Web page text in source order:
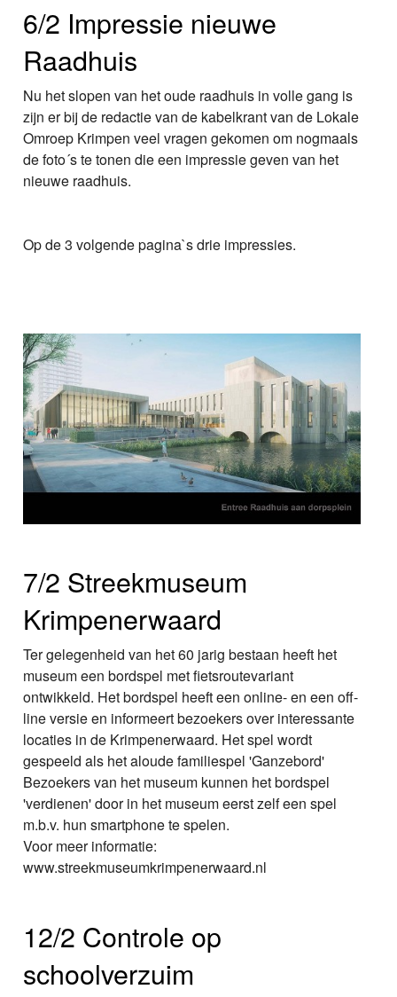
6/2 Impressie nieuwe
Raadhuis
Nu het slopen van het oude raadhuis in volle gang is
zijn er bij de redactie van de kabelkrant van de Lokale
Omroep Krimpen veel vragen gekomen om nogmaals
de foto´s te tonen die een impressie geven van het
nieuwe raadhuis.
Op de 3 volgende pagina`s drie impressies.
7/2 Streekmuseum
Krimpenerwaard
Ter gelegenheid van het 60 jarig bestaan heeft het
museum een bordspel met fietsroutevariant
ontwikkeld. Het bordspel heeft een online- en een off-
line versie en informeert bezoekers over interessante
locaties in de Krimpenerwaard. Het spel wordt
gespeeld als het aloude familiespel 'Ganzebord'
Bezoekers van het museum kunnen het bordspel
'verdienen' door in het museum eerst zelf een spel
m.b.v. hun smartphone te spelen.
Voor meer informatie:
www.streekmuseumkrimpenerwaard.nl
12/2 Controle op
schoolverzuim